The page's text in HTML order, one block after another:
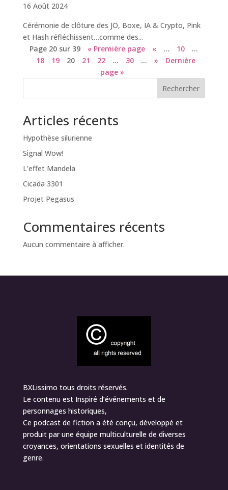
16 Août 2024
Cérémonie de clôture des JO, Boxe, IA & Crypto, Pink
et Hash réfléchissent…comme des...
Page 20 sur 39
« Première page « … 10
…
18
19 20 21 22 … 30 … »
Dernière
page »
Rechercher
Articles récents
Hypothèse silurienne
Signal Wow!
L’effet Mandela
Cicada 3301
Projet Pegasus
Commentaires récents
Aucun commentaire à afficher.
BXLissimo tous droits réservés.
Le contenu est Inspiré d’événements et de
personnages historiques,
Ce podcast de fiction a été conçu, développé et
produit par une équipe multiculturelle de diverses
croyances, orientations sexuelles et identités de
genre.